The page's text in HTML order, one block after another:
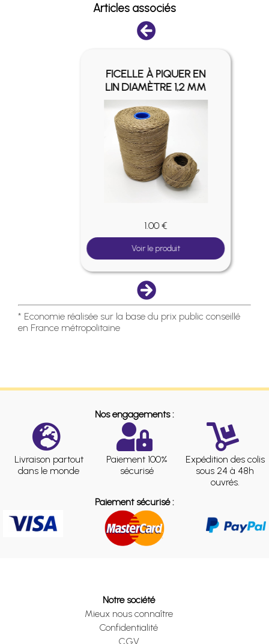
Articles associés
FICELLE À PIQUER EN
LIN DIAMÈTRE 1,2 MM
1.00 €
Voir le produit
* Economie réalisée sur la base du prix public conseillé
en France métropolitaine
Nos engagements :
Livraison partout
dans le monde
Paiement 100%
sécurisé
Expédition des colis
sous 24 à 48h
ouvrés.
Paiement sécurisé :
Notre société
Mieux nous connaître
Confidentialité
CGV